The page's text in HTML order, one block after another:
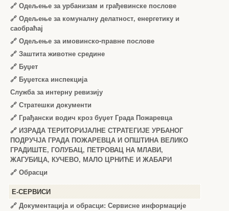
🔗 Одељење за урбанизам и грађевинске послове
🔗 Одељење за комуналну делатност, енергетику и
саобраћај
🔗 Одељење за имовинско-правне послове
🔗 Заштита животне средине
🔗 Буџет
🔗 Буџетска инспекција
Служба за интерну ревизију
🔗 Стратешки документи
🔗 Грађански водич кроз буџет Града Пожаревца
🔗 ИЗРАДА ТЕРИТОРИЈАЛНЕ СТРАТЕГИЈЕ УРБАНОГ
ПОДРУЧЈА ГРАДА ПОЖАРЕВЦА И ОПШТИНА ВЕЛИКО
ГРАДИШТЕ, ГОЛУБАЦ, ПЕТРОВАЦ НА МЛАВИ,
ЖАГУБИЦА, КУЧЕВО, МАЛО ЦРНИЋЕ И ЖАБАРИ
🔗 Обрасци
Е-СЕРВИСИ
🔗 Документација и обрасци: Сервисне информације